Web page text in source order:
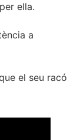
ella.
a
el seu racó